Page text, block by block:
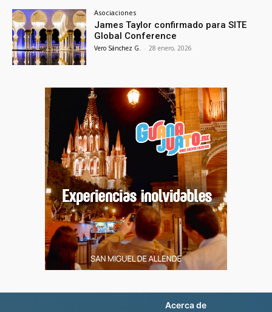
Asociaciones
James Taylor confirmado para SITE
Global Conference
Vero Sánchez G. - 28 enero, 2026
Acerca de